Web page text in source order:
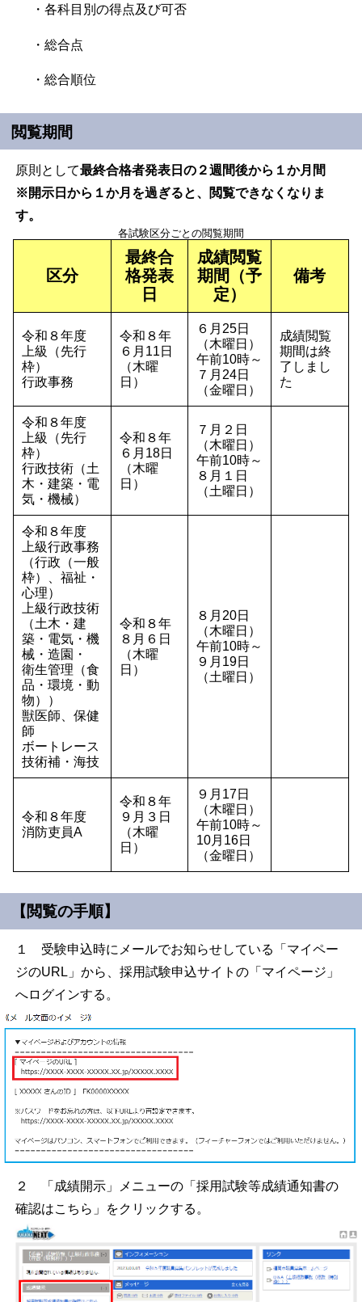
・各科目別の得点及び可否
・総合点
・総合順位
閲覧期間
原則として最終合格者発表日の２週間後から１か月間
※開示日から１か月を過ぎると、閲覧できなくなりま
す。
各試験区分ごとの閲覧期間
区分
最終合
格発表
日
成績閲覧
期間（予
定）
備考
令和８年度
上級（先行
枠）
行政事務
令和８年
６月11日
（木曜
日）
６月25日
（木曜日）
午前10時～
７月24日
（金曜日）
成績閲覧
期間は終
了しまし
た
令和８年度
上級（先行
枠）
行政技術（土
木・建築・電
気・機械）
令和８年
６月18日
（木曜
日）
７月２日
（木曜日）
午前10時～
８月１日
（土曜日）
令和８年度
上級行政事務
（行政（一般
枠）、福祉・
心理）
上級行政技術
（土木・建
築・電気・機
械・造園・
衛生管理（食
品・環境・動
物））
獣医師、保健
師
ボートレース
技術補・海技
令和８年
８月６日
（木曜
日）
８月20日
（木曜日）
午前10時～
９月19日
（土曜日）
令和８年度
消防吏員A
令和８年
９月３日
（木曜
日）
９月17日
（木曜日）
午前10時～
10月16日
（金曜日）
【閲覧の手順】
１ 受験申込時にメールでお知らせしている「マイペー
ジのURL」から、採用試験申込サイトの「マイページ」
へログインする。
２ 「成績開示」メニューの「採用試験等成績通知書の
確認はこちら」をクリックする。